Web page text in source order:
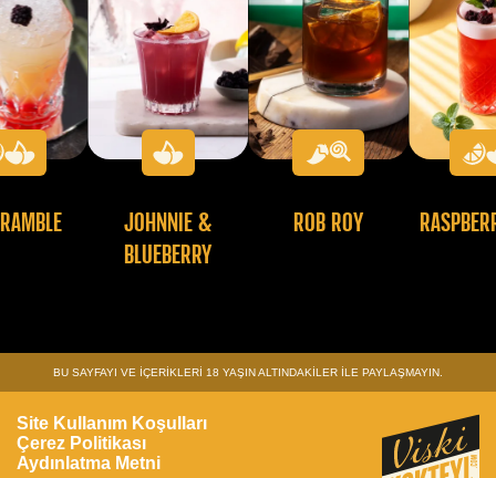
JOHNNIE &
BLUEBERRY
ROB ROY
BU SAYFAYI VE İÇERİKLERİ 18 YAŞIN ALTINDAKİLER İLE PAYLAŞMAYIN.
Site Kullanım Koşulları
Çerez Politikası
Aydınlatma Metni